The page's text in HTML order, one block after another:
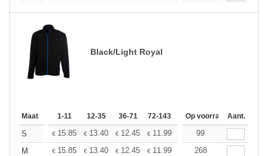
Black/Light Royal
Maat 1-11 12-35 36-71 72-143 144-287 288 + Meer
Op voorraadAant.
S € 15.85 € 13.40 € 12.45 € 11.99 11.32
99
M
€ 15.85 € 13.40 € 12.45 € 11.99 11.32
268